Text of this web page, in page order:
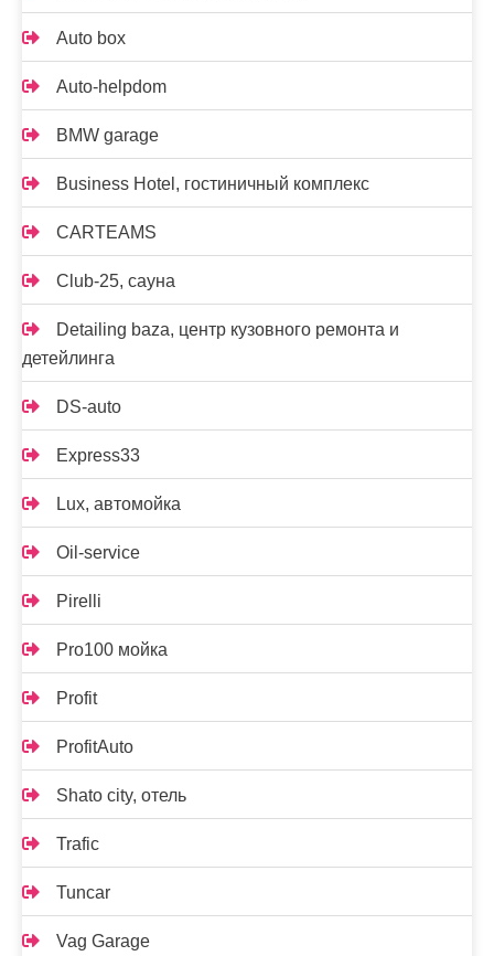
Auto box
Auto-helpdom
BMW garage
Business Hotel, гостиничный комплекс
CARTEAMS
Club-25, сауна
Detailing baza, центр кузовного ремонта и
детейлинга
DS-auto
Express33
Lux, автомойка
Oil-service
Pirelli
Pro100 мойка
Profit
ProfitAuto
Shato city, отель
Trafic
Tuncar
Vag Garage